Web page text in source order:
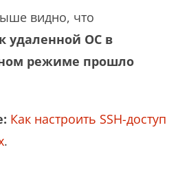
видно, что
удаленной ОС в
режиме прошло
Как настроить SSH-доступ
.